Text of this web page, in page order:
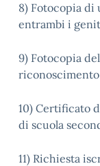
8) Fotocopia
entrambi i
9) Fotocopia
10) Certificato
di scuola
11) Richiesta